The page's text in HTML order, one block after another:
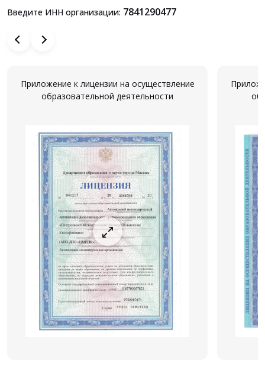
Введите ИНН организации: 7841290477
Приложение к лицензии на осуществление
образовательной деятельности